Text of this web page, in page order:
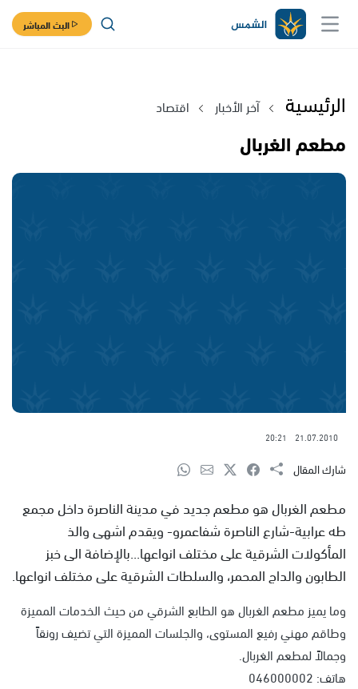
البث المباشر
الرئيسية آخر الأخبار اقتصاد
مطعم الغربال
21.07.2010
20:21
شارك المقال
مطعم الغربال هو مطعم جديد في مدينة الناصرة داخل مجمع
طه عرابية-شارع الناصرة شفاعمرو- ويقدم اشهى والذ
المأكولات الشرقية على مختلف انواعها...بالإضافة الى خبز
الطابون والداج المحمر، والسلطات الشرقية على مختلف انواعها.
وما يميز مطعم الغربال هو الطابع الشرقي من حيث الخدمات المميزة
وطاقم مهني رفيع المستوى، والجلسات المميزة التي تضيف رونقاً
وجمالاً لمطعم الغربال.
هاتف: 046000002